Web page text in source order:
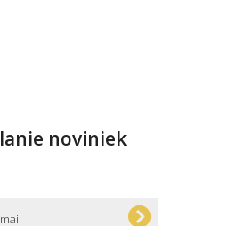
noviniek